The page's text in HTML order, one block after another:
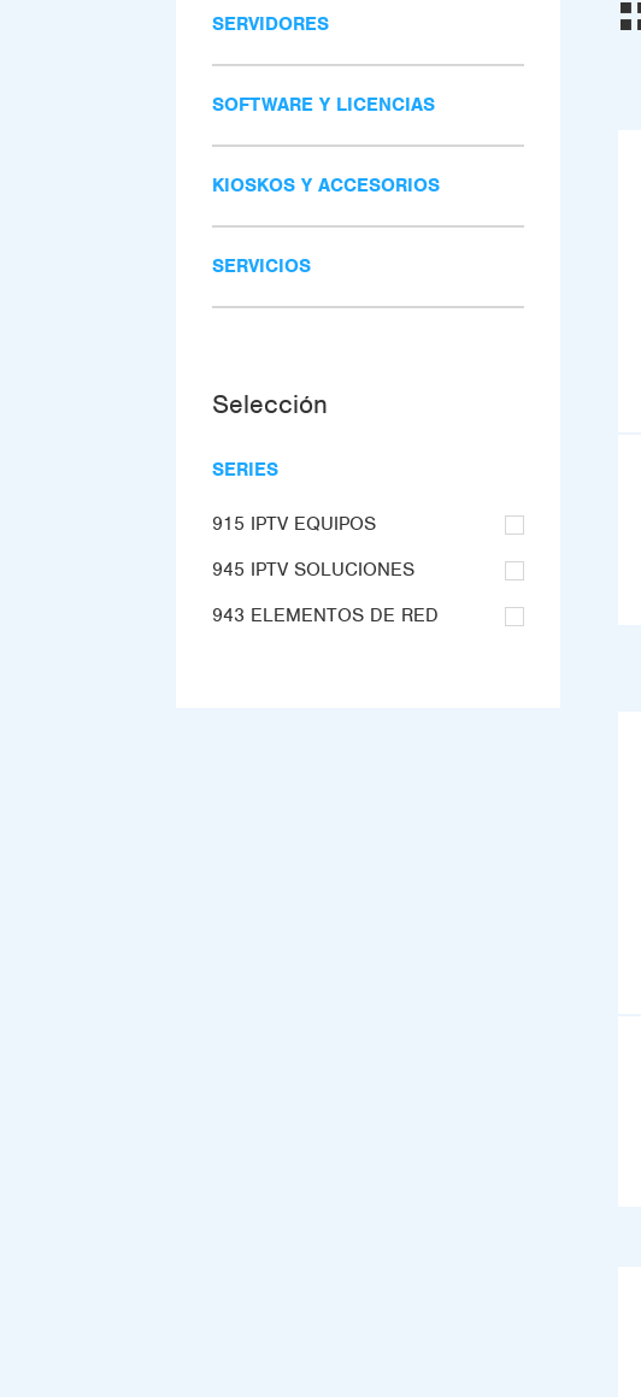
SERVIDORES
SOFTWARE Y LICENCIAS
KIOSKOS Y ACCESORIOS
SERVICIOS
Selección
SERIES
915 IPTV EQUIPOS
945 IPTV SOLUCIONES
943 ELEMENTOS DE RED